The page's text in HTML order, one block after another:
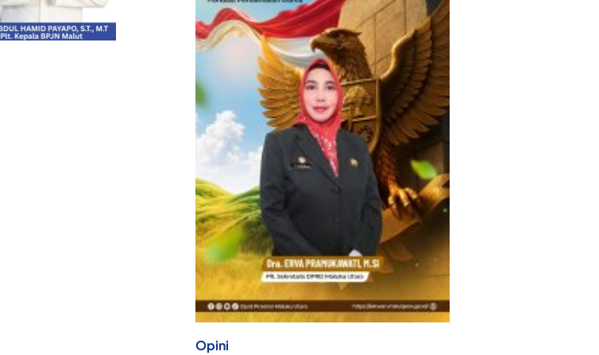
Opini